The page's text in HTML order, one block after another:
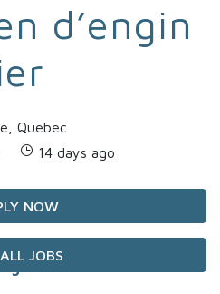
d’engin
Quebec
14 days ago
NOW
JOBS
de chantier